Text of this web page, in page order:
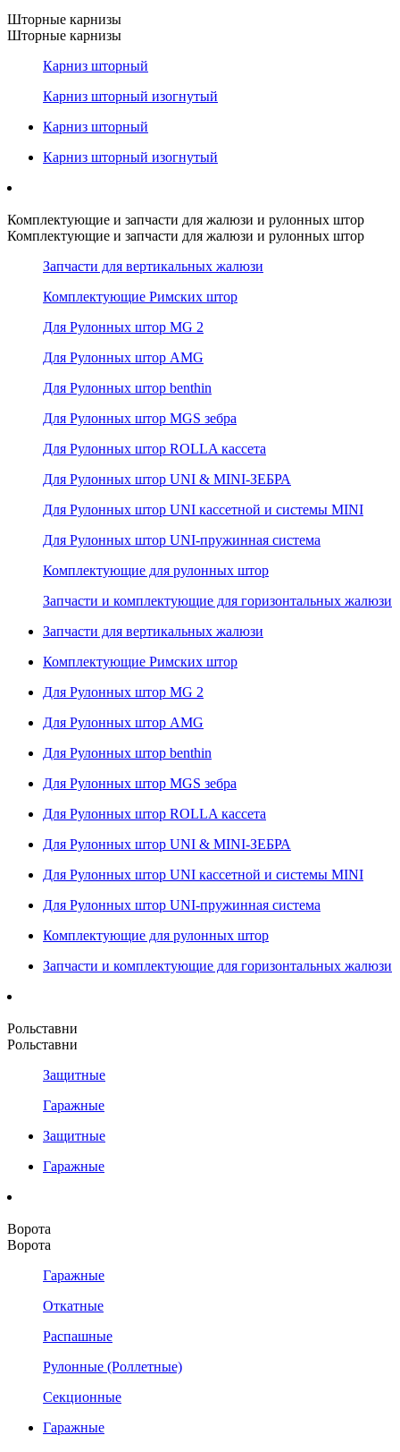
Шторные карнизы
Шторные карнизы
Карниз шторный
Карниз шторный изогнутый
Карниз шторный
Карниз шторный изогнутый
Комплектующие и запчасти для жалюзи и рулонных штор
Комплектующие и запчасти для жалюзи и рулонных штор
Запчасти для вертикальных жалюзи
Комплектующие Римских штор
Для Рулонных штор MG 2
Для Рулонных штор AMG
Для Рулонных штор benthin
Для Рулонных штор MGS зебра
Для Рулонных штор ROLLA кассета
Для Рулонных штор UNI & MINI-ЗЕБРА
Для Рулонных штор UNI кассетной и системы MINI
Для Рулонных штор UNI-пружинная система
Комплектующие для рулонных штор
Запчасти и комплектующие для горизонтальных жалюзи
Запчасти для вертикальных жалюзи
Комплектующие Римских штор
Для Рулонных штор MG 2
Для Рулонных штор AMG
Для Рулонных штор benthin
Для Рулонных штор MGS зебра
Для Рулонных штор ROLLA кассета
Для Рулонных штор UNI & MINI-ЗЕБРА
Для Рулонных штор UNI кассетной и системы MINI
Для Рулонных штор UNI-пружинная система
Комплектующие для рулонных штор
Запчасти и комплектующие для горизонтальных жалюзи
Рольставни
Рольставни
Защитные
Гаражные
Защитные
Гаражные
Ворота
Ворота
Гаражные
Откатные
Распашные
Рулонные (Роллетные)
Секционные
Гаражные